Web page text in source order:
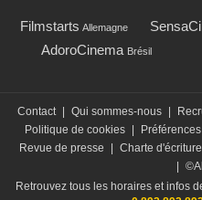
Filmstarts Allemagne
AdoroCinema Brésil
Contact Qui sommes-nous
Politique de cookies
Revue de presse
Charte d'écriture
Retrouvez tous les horaires et infos